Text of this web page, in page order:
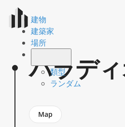
建物
建築家
場所
類型
ランダム
パラデ
Jump
to
Map